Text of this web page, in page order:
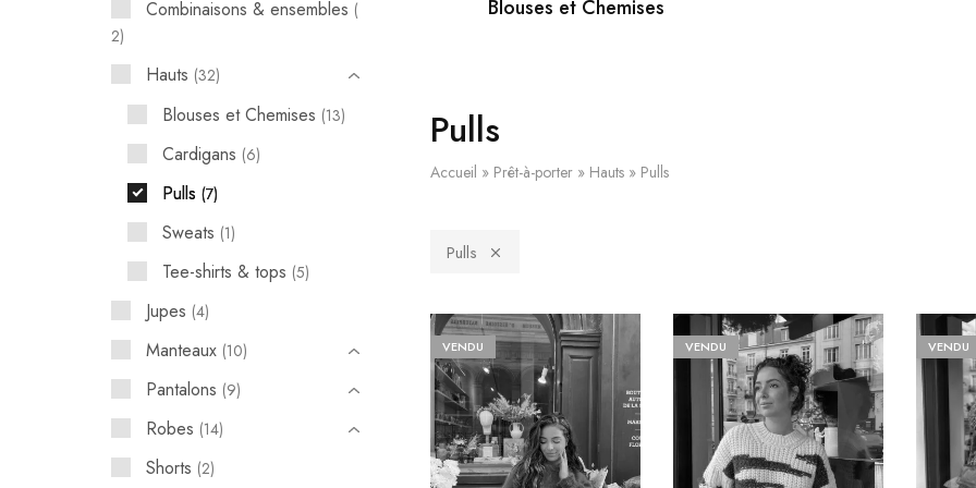
Blouses et Chemises
Pulls
Accueil » Prêt-à-porter» Hauts» Pulls
Pulls
VENDU VENDU VENDU
Combinaisons & ensembles
2
Hauts 32
Blouses et Chemises 13
Cardigans 6
Pulls 7
Sweats 1
Tee-shirts & tops 5
Jupes 4
Manteaux 10
Pantalons 9
Robes 14
Shorts 2